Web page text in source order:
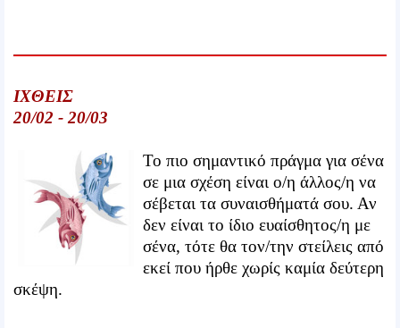
ΙΧΘΕΙΣ
20/02 - 20/03
Το πιο σημαντικό πράγμα για σένα
σε μια σχέση είναι ο/η άλλος/η να
σέβεται τα συναισθήματά σου. Αν
δεν είναι το ίδιο ευαίσθητος/η με
σένα, τότε θα τον/την στείλεις από
εκεί που ήρθε χωρίς καμία δεύτερη
σκέψη.